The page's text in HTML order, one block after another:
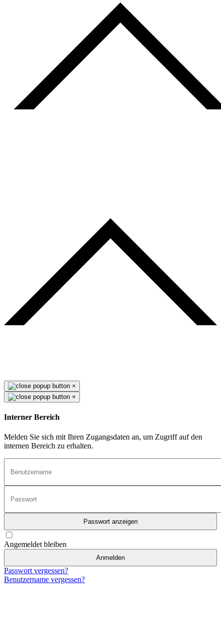
×
×
Interner Bereich
Melden Sie sich mit Ihren Zugangsdaten an, um Zugriff auf den
internen Bereich zu erhalten.
Passwort anzeigen
Angemeldet bleiben
Anmelden
Passwort vergessen?
Benutzername vergessen?